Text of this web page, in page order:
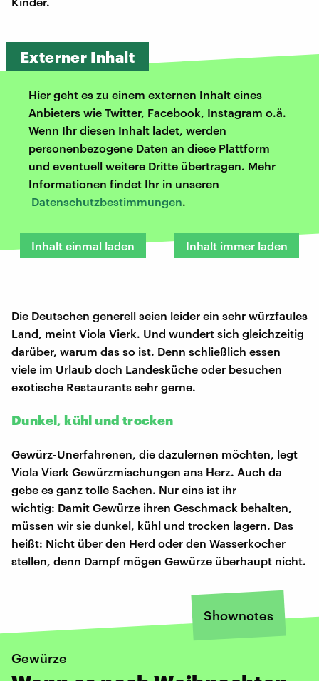
Externer Inhalt
Hier geht es zu einem externen Inhalt eines
Anbieters wie Twitter, Facebook, Instagram o.ä.
Wenn Ihr diesen Inhalt ladet, werden
personenbezogene Daten an diese Plattform
und eventuell weitere Dritte übertragen. Mehr
Informationen findet Ihr in unseren
Datenschutzbestimmungen.
Inhalt einmal laden Inhalt immer laden
Die Deutschen generell seien leider ein sehr würzfaules
Land, meint Viola Vierk. Und wundert sich gleichzeitig
darüber, warum das so ist. Denn schließlich essen
viele im Urlaub doch Landesküche oder besuchen
exotische Restaurants sehr gerne.
Dunkel, kühl und trocken
Gewürz-Unerfahrenen, die dazulernen möchten, legt
Viola Vierk Gewürzmischungen ans Herz. Auch da
gebe es ganz tolle Sachen. Nur eins ist ihr
wichtig: Damit Gewürze ihren Geschmack behalten,
müssen wir sie dunkel, kühl und trocken lagern. Das
heißt: Nicht über den Herd oder den Wasserkocher
stellen, denn Dampf mögen Gewürze überhaupt nicht.
Shownotes
Gewürze